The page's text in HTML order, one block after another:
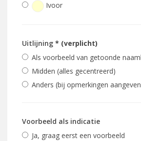
Ivoor
Uitlijning * (verplicht)
Als voorbeeld van getoonde
Midden (alles gecentreerd)
Anders (bij opmerkingen
Voorbeeld als indicatie
Ja, graag eerst een voorbeeld